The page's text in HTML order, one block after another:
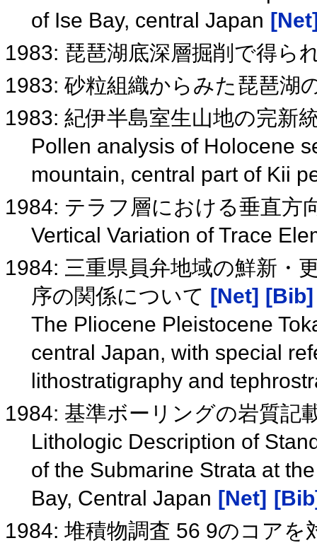
of Ise Bay, central Japan
1983: 琵琶湖底深層掘削で得ら
1983: 砂粒組織からみた琵琶湖
1983: 紀伊半島室生山地の完新
Pollen analysis of Holocene
mountain, central part of Kii
1984: テラフ層における垂直方
Vertical Variation of Trace
1984: 三重県員弁地域の鮮新・
序の関係について [Net] [Bib]
The Pliocene Pleistocene
central Japan, with special
lithostratigraphy and
1984: 基準ボーリングの岩質記
Lithologic Description of
of the Submarine Strata at
Bay, Central Japan [Net]
1984: 堆積物調査 56 9のコア